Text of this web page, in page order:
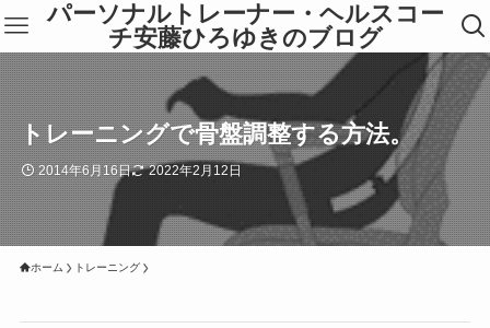
パーソナルトレーナー・ヘルスコー
チ安藤ひろゆきのブログ
トレーニングで骨盤調整する方法。
2014年6月16日 2022年2月12日
ホーム トレーニング